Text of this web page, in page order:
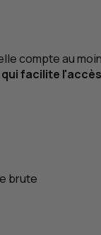
compte au
facilite
brute